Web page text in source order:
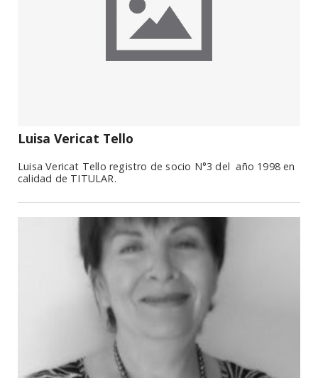
Luisa Vericat Tello
Luisa Vericat Tello registro de socio N°3 del año 1998 en
calidad de TITULAR.